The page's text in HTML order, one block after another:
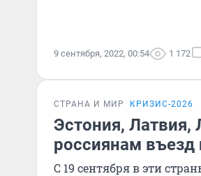
9 сентября, 2022, 00:54 1 172
СТРАНА И МИР КРИЗИС-2026
Эстония, Латвия,
россиянам
С 19 сентября в эти